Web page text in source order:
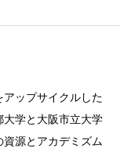
ップサイクルした
学と大阪市立大学
源とアカデミズム